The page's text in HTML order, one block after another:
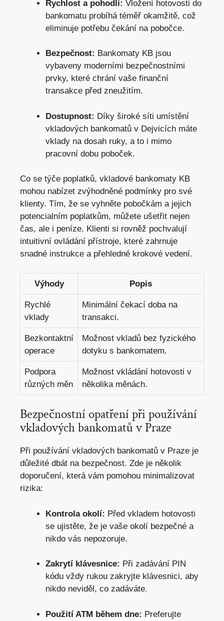
Rychlost a pohodlí: Vložení hotovosti do
bankomatu probíhá téměř okamžitě, což
eliminuje potřebu čekání na pobočce.
Bezpečnost: Bankomaty KB jsou
vybaveny moderními bezpečnostními
prvky, které chrání vaše finanční
transakce před zneužitím.
Dostupnost: Díky široké síti umístění
vkladových bankomatů v Dejvicích máte
vklady na dosah ruky, a to i mimo
pracovní dobu poboček.
Co se týče poplatků, vkladové bankomaty KB
mohou nabízet zvýhodněné podmínky pro své
klienty. Tím, že se vyhněte pobočkám a jejich
potencialním poplatkům, můžete ušetřit nejen
čas, ale i peníze. Klienti si rovněž pochvalují
intuitivní ovládání přístroje, které zahrnuje
snadné instrukce a přehledné krokové vedení.
Výhody Popis
Rychlé
vklady
Minimální čekací doba na
transakci.
Bezkontaktní
operace
Možnost vkladů bez fyzického
dotyku s bankomatem.
Podpora
různých měn
Možnost vkládání hotovosti v
několika měnách.
Bezpečnostní opatření při používání
vkladových bankomatů v Praze
Při používání vkladových bankomatů v Praze je
důležité dbát na bezpečnost. Zde je několik
doporučení, která vám pomohou minimalizovat
rizika:
Kontrola okolí: Před vkladem hotovosti
se ujistěte, že je vaše okolí bezpečné a
nikdo vás nepozoruje.
Zakrytí klávesnice: Při zadávání PIN
kódu vždy rukou zakryjte klávesnici, aby
nikdo neviděl, co zadáváte.
Použití ATM během dne: Preferujte